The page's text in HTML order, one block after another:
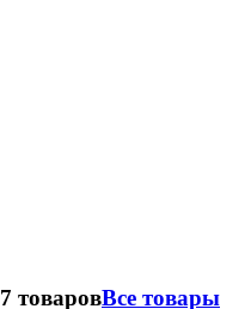
товаровВсе товары